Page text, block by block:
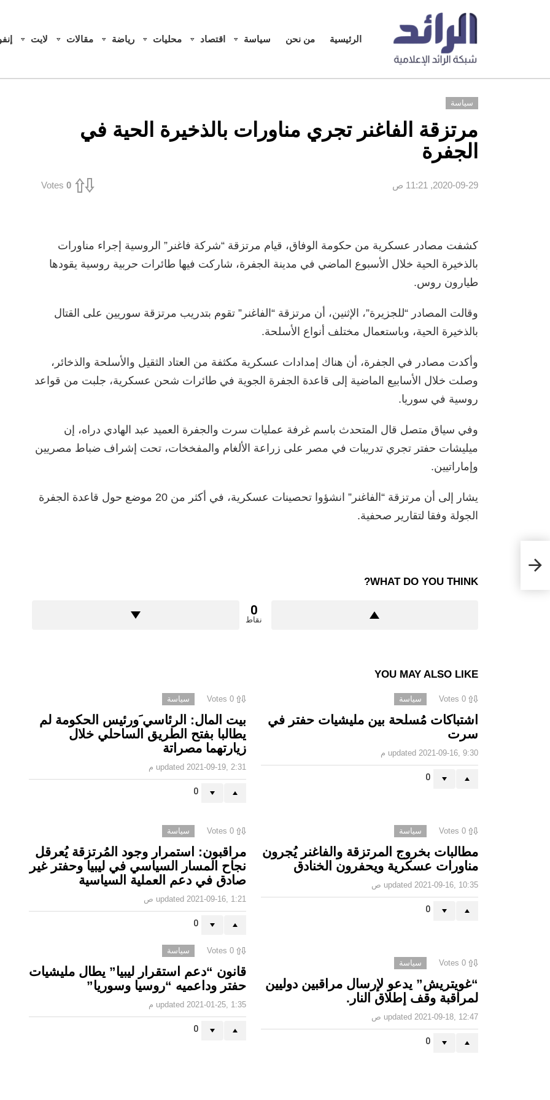
الرئيسية من نحن سياسة اقتصاد محليات رياضة مقالات لايت
سياسة
مرتزقة الفاغنر تجري مناورات بالذخيرة الحية في
الجفرة
2020-09-29, 11:21 ص 0
Votes
كشفت مصادر عسكرية من حكومة الوفاق، قيام مرتزقة “شركة فاغنر” الروسية إجراء مناورات
بالذخيرة الحية خلال الأسبوع الماضي في مدينة الجفرة، شاركت فيها طائرات حربية روسية يقودها
طيارون روس.
وقالت المصادر “للجزيرة”، الإثنين، أن مرتزقة “الفاغنر” تقوم بتدريب مرتزقة سوريين على القتال
بالذخيرة الحية، وباستعمال مختلف أنواع الأسلحة.
وأكدت مصادر في الجفرة، أن هناك إمدادات عسكرية مكثفة من العتاد الثقيل والأسلحة والذخائر،
وصلت خلال الأسابيع الماضية إلى قاعدة الجفرة الجوية في طائرات شحن عسكرية، جلبت من قواعد
روسية في سوريا.
وفي سياق متصل قال المتحدث باسم غرفة عمليات سرت والجفرة العميد عبد الهادي دراه، إن
ميليشات حفتر تجري تدريبات في مصر على زراعة الألغام والمفخخات، تحت إشراف ضباط مصريين
وإماراتيين.
يشار إلى أن مرتزقة “الفاغنر” انشؤوا تحصينات عسكرية، في أكثر من 20 موضع حول قاعدة الجفرة
الجولة وفقا لتقارير صحفية.
WHAT DO YOU THINK?
0
نقاط
YOU MAY ALSO LIKE
0
Votes سياسة
اشتباكات مُسلحة بين مليشيات حفتر في
سرت
updated 2021-09-16, 9:30 م
0
0
Votes سياسة
بيت المال: الرئاسي َورئيس الحكومة لم
يطالبا بفتح الطريق الساحلي خلال
زيارتهما مصراتة
updated 2021-09-19, 2:31 م
0
0
Votes سياسة
مطالبات بخروج المرتزقة والفاغنر يُجرون
مناورات عسكرية ويحفرون الخنادق
updated 2021-09-16, 10:35 ص
0
0
Votes سياسة
مراقبون: استمرار وجود المُرتزقة يُعرقل
نجاح المسار السياسي في ليبيا وحفتر غير
صادق في دعم العملية السياسية
updated 2021-09-16, 1:21 ص
0
0
Votes سياسة
“غويتريش” يدعو لإرسال مراقبين دوليين
لمراقبة وقف إطلاق النار.
updated 2021-09-18, 12:47 ص
0
0
Votes سياسة
قانون “دعم استقرار ليبيا” يطال مليشيات
حفتر وداعميه “روسيا وسوريا”
updated 2021-01-25, 1:35 م
0